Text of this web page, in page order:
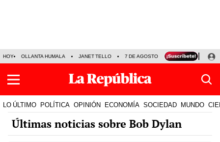
HOY OLLANTA HUMALA JANET TELLO 7 DE AGOSTO TINKA RESULTADOS
LO ÚLTIMO POLÍTICA OPINIÓN ECONOMÍA SOCIEDAD MUNDO
Últimas noticias sobre Bob Dylan